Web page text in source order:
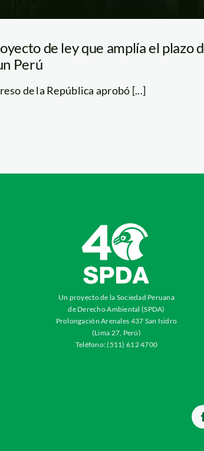
de ley que amplía el plazo
Perú
de la República aprobó [...]
Un proyecto de la Sociedad Peruana
de Derecho Ambiental (SPDA)
Prolongación Arenales 437 San Isidro
(Lima 27, Perú)
Teléfono: (511) 612 4700